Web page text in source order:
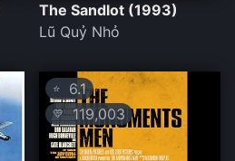
The Sandlot (1993)
Lũ Quỷ Nhỏ
⭐ 6.1
💛 119,003